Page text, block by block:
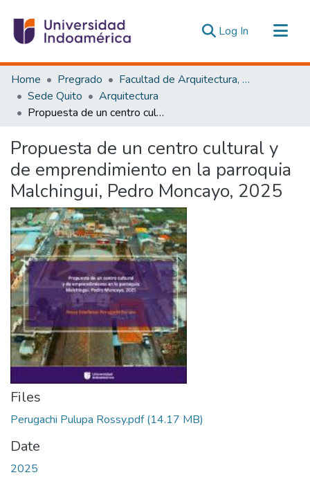
Log In (current)
Communities & Collections
All of DSpace
Statistics
Home Pregrado
Facultad de Arquitectura, Artes y Diseño
Sede Quito
Arquitectura
Propuesta de un centro cultural y de emprendimiento en la parroquia Malchingui, Pedro Moncayo, 2025
Propuesta de un centro cultural y
de emprendimiento en la parroquia
Malchingui, Pedro Moncayo, 2025
Files
Perugachi Pulupa Rossy.pdf(14.17 MB)
Date
2025